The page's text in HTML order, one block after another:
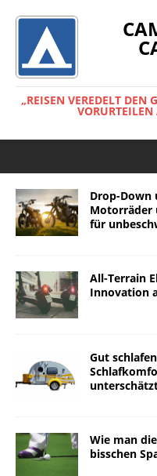
„REISEN VEREDELT DEN
Drop-Down
Motorräder
für
All-Terrain
Innovation
Gut
Wie man
bisschen